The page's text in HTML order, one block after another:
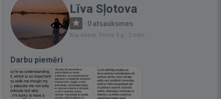
Līva Sļotova
· 0 atsauksmes
Bija vietnē: Pirms 3 g., 2 mēn.
Darbu piemēri